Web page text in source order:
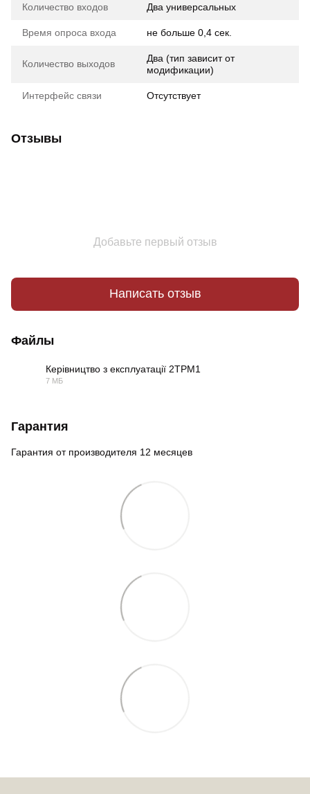
Количество входов Два универсальных
Время опроса входа не больше 0,4 сек.
Количество выходов
Два (тип зависит от
модификации)
Интерфейс связи Отсутствует
Отзывы
Добавьте первый отзыв
Написать отзыв
Файлы
Керівництво з експлуатації 2ТРМ1
7 МБ
Гарантия
Гарантия от производителя 12 месяцев